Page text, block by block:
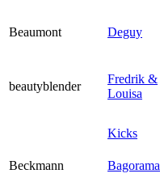
Beaumont Deguy
beautyblender
Fredrik &
Louisa
Kicks
Beckmann
Bagorama